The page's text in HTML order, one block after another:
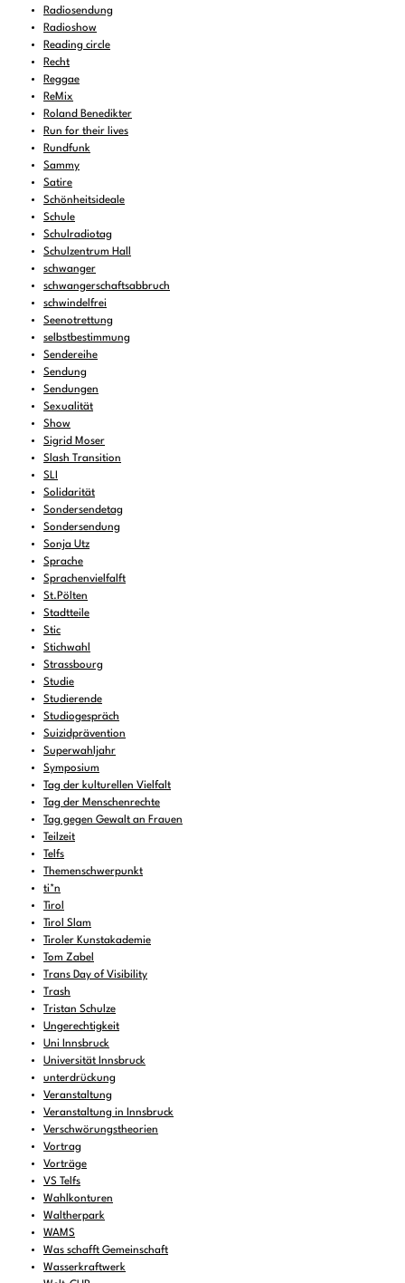
Radiosendung
Radioshow
Reading circle
Recht
Reggae
ReMix
Roland Benedikter
Run for their lives
Rundfunk
Sammy
Satire
Schönheitsideale
Schule
Schulradiotag
Schulzentrum Hall
schwanger
schwangerschaftsabbruch
schwindelfrei
Seenotrettung
selbstbestimmung
Sendereihe
Sendung
Sendungen
Sexualität
Show
Sigrid Moser
Slash Transition
SLI
Solidarität
Sondersendetag
Sondersendung
Sonja Utz
Sprache
Sprachenvielfalft
St.Pölten
Stadtteile
Stic
Stichwahl
Strassbourg
Studie
Studierende
Studiogespräch
Suizidprävention
Superwahljahr
Symposium
Tag der kulturellen Vielfalt
Tag der Menschenrechte
Tag gegen Gewalt an Frauen
Teilzeit
Telfs
Themenschwerpunkt
ti*n
Tirol
Tirol Slam
Tiroler Kunstakademie
Tom Zabel
Trans Day of Visibility
Trash
Tristan Schulze
Ungerechtigkeit
Uni Innsbruck
Universität Innsbruck
unterdrückung
Veranstaltung
Veranstaltung in Innsbruck
Verschwörungstheorien
Vortrag
Vorträge
VS Telfs
Wahlkonturen
Waltherpark
WAMS
Was schafft Gemeinschaft
Wasserkraftwerk